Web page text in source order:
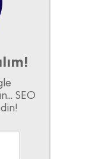
SEO